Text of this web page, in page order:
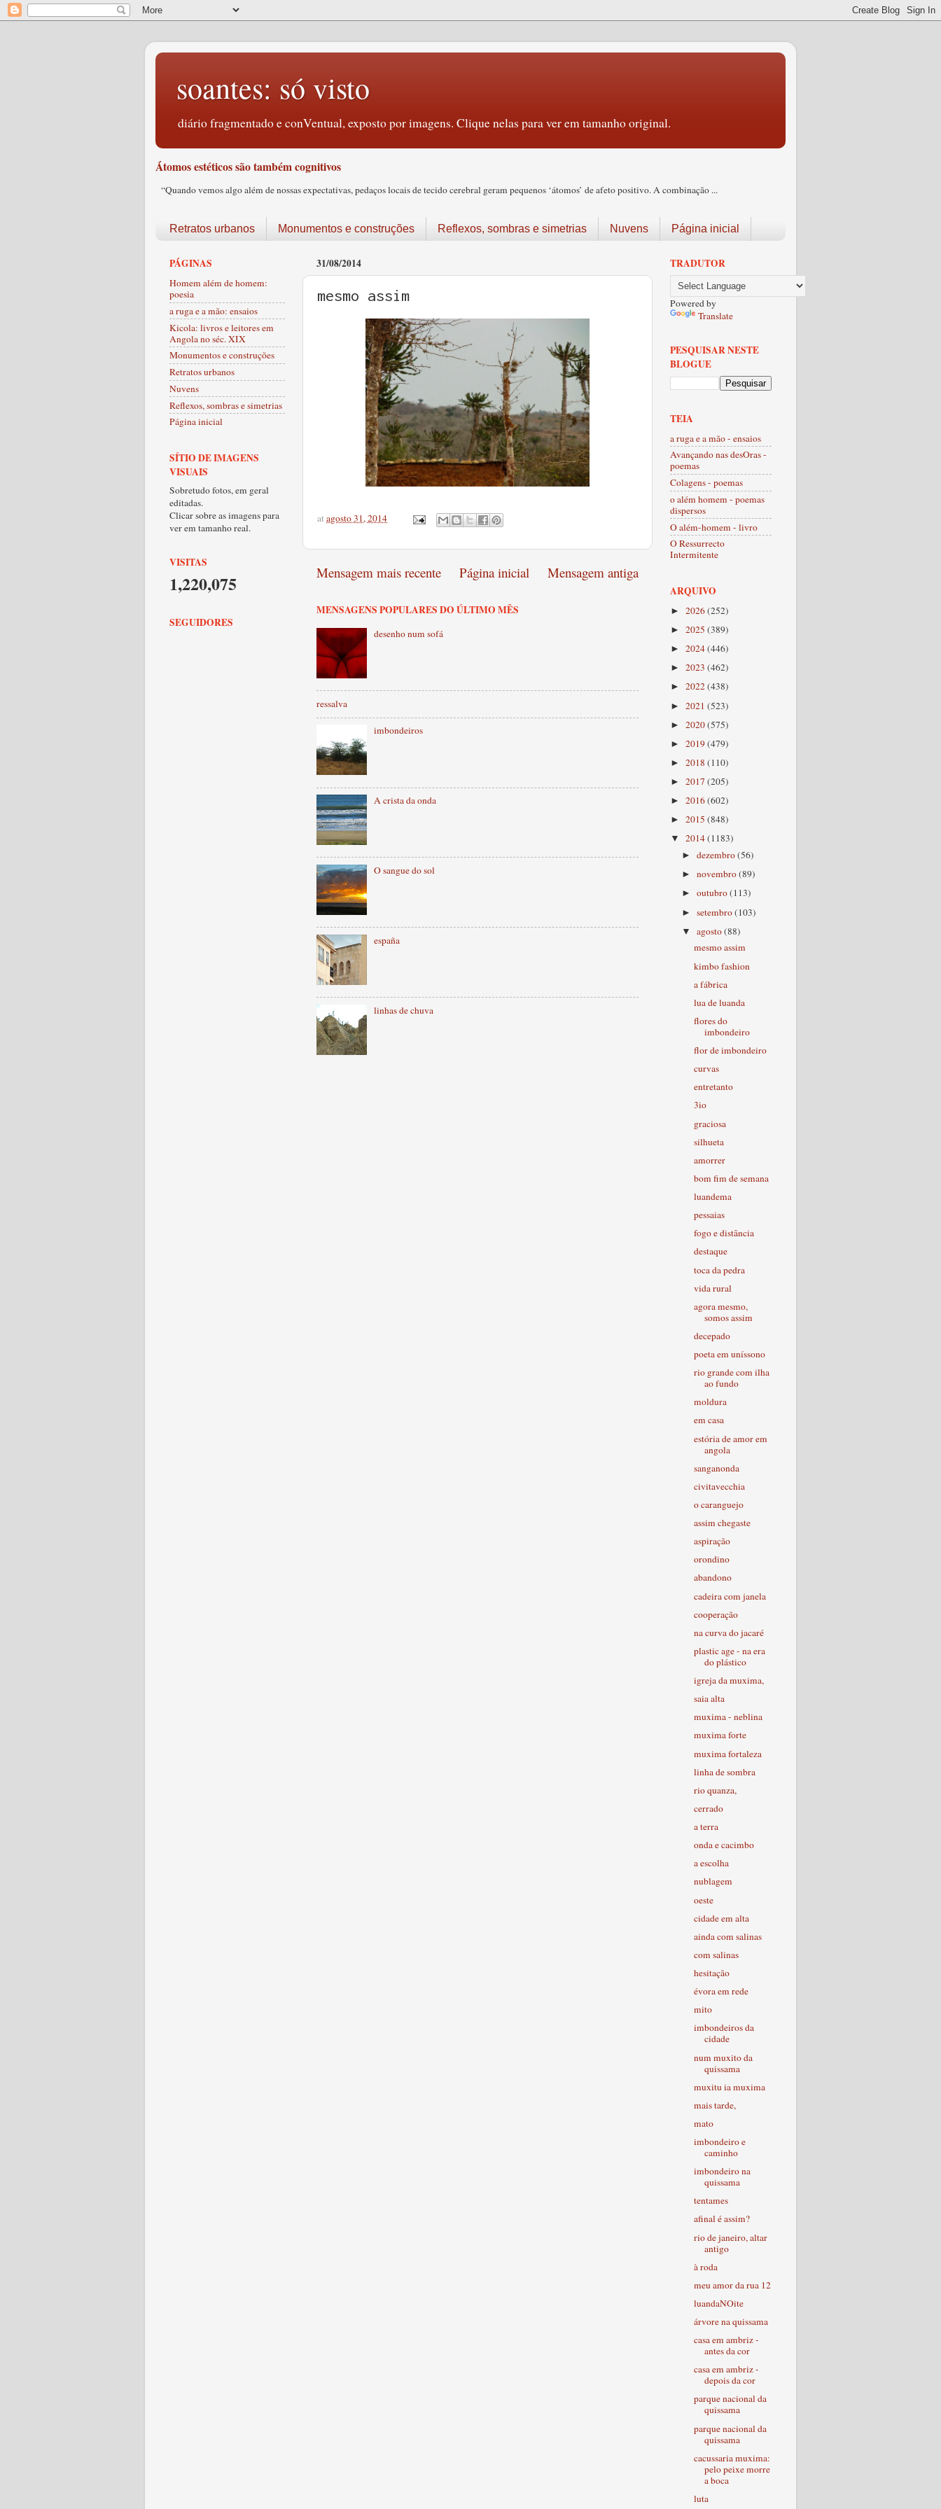
soantes: só visto
diário fragmentado e conVentual, exposto por imagens. Clique nelas para ver em tamanho original.
Átomos estéticos são também cognitivos
“Quando vemos algo além de nossas expectativas, pedaços locais de tecido cerebral geram pequenos ‘átomos’ de afeto positivo. A combinação ...
Retratos urbanos Monumentos e construções Reflexos, sombras e simetrias Nuvens Página inicial
31/08/2014
mesmo assim
atagosto 31, 2014
Mensagem mais recente Mensagem antiga
Página inicial
MENSAGENS POPULARES DO ÚLTIMO MÊS
desenho num sofá
ressalva
imbondeiros
A crista da onda
O sangue do sol
españa
linhas de chuva
PÁGINAS
Homem além de homem:
poesia
a ruga e a mão: ensaios
Kicola: livros e leitores em
Angola no séc. XIX
Monumentos e construções
Retratos urbanos
Nuvens
Reflexos, sombras e simetrias
Página inicial
SÍTIO DE IMAGENS
VISUAIS
Sobretudo fotos, em geral
editadas.
Clicar sobre as imagens para
ver em tamanho real.
VISITAS
1,220,075
SEGUIDORES
TRADUTOR
Powered by
Translate
PESQUISAR NESTE
BLOGUE
TEIA
a ruga e a mão - ensaios
Avançando nas desOras -
poemas
Colagens - poemas
o além homem - poemas
dispersos
O além-homem - livro
O Ressurrecto
Intermitente
ARQUIVO
► 2026(252)
► 2025 (389)
► 2024(446)
► 2023 (462)
► 2022(438)
► 2021 (523)
► 2020(575)
► 2019(479)
► 2018 (110)
► 2017 (205)
► 2016(602)
► 2015 (848)
▼ 2014(1183)
►dezembro(56)
►novembro(89)
►outubro(113)
►setembro(103)
▼agosto(88)
mesmo assim
kimbo fashion
a fábrica
lua de luanda
flores do
imbondeiro
flor de imbondeiro
curvas
entretanto
3io
graciosa
silhueta
amorrer
bom fim de semana
luandema
pessaias
fogo e distância
destaque
toca da pedra
vida rural
agora mesmo,
somos assim
decepado
poeta em uníssono
rio grande com ilha
ao fundo
moldura
em casa
estória de amor em
angola
sanganonda
civitavecchia
o caranguejo
assim chegaste
aspiração
orondino
abandono
cadeira com janela
cooperação
na curva do jacaré
plastic age - na era
do plástico
igreja da muxima,
saia alta
muxima - neblina
muxima forte
muxima fortaleza
linha de sombra
rio quanza,
cerrado
a terra
onda e cacimbo
a escolha
nublagem
oeste
cidade em alta
ainda com salinas
com salinas
hesitação
évora em rede
mito
imbondeiros da
cidade
num muxito da
quissama
muxitu ia muxima
mais tarde,
mato
imbondeiro e
caminho
imbondeiro na
quissama
tentames
afinal é assim?
rio de janeiro, altar
antigo
à roda
meu amor da rua 12
luandaNOite
árvore na quissama
casa em ambriz -
antes da cor
casa em ambriz -
depois da cor
parque nacional da
quissama
parque nacional da
quissama
cacussaria muxima:
pelo peixe morre
a boca
luta